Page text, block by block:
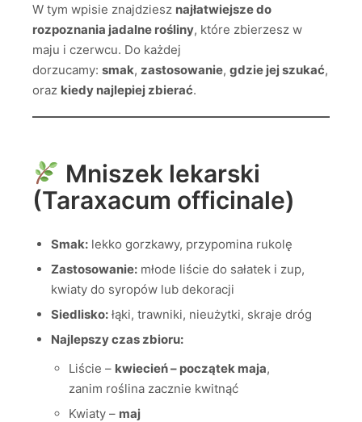
W tym wpisie znajdziesz najłatwiejsze do
rozpoznania jadalne rośliny, które zbierzesz w
maju i czerwcu. Do każdej
dorzucamy: smak, zastosowanie, gdzie jej szukać,
oraz kiedy najlepiej zbierać.
Mniszek lekarski
(Taraxacum officinale)
Smak:lekko gorzkawy, przypomina rukolę
Zastosowanie:młode liście do sałatek i zup,
kwiaty do syropów lub dekoracji
Siedlisko:łąki, trawniki, nieużytki, skraje dróg
Najlepszy czas zbioru:
Liście – kwiecień – początek maja,
zanim roślina zacznie kwitnąć
Kwiaty – maj